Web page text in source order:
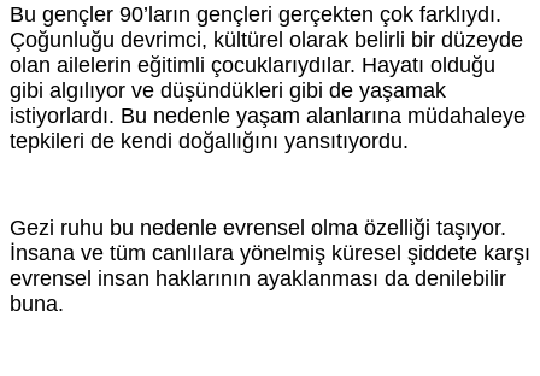
Bu gençler 90’ların gençleri gerçekten çok farklıydı.
Çoğunluğu devrimci, kültürel olarak belirli bir düzeyde
olan ailelerin eğitimli çocuklarıydılar. Hayatı olduğu
gibi algılıyor ve düşündükleri gibi de yaşamak
istiyorlardı. Bu nedenle yaşam alanlarına müdahaleye
tepkileri de kendi doğallığını yansıtıyordu.
Gezi ruhu bu nedenle evrensel olma özelliği taşıyor.
İnsana ve tüm canlılara yönelmiş küresel şiddete karşı
evrensel insan haklarının ayaklanması da denilebilir
buna.